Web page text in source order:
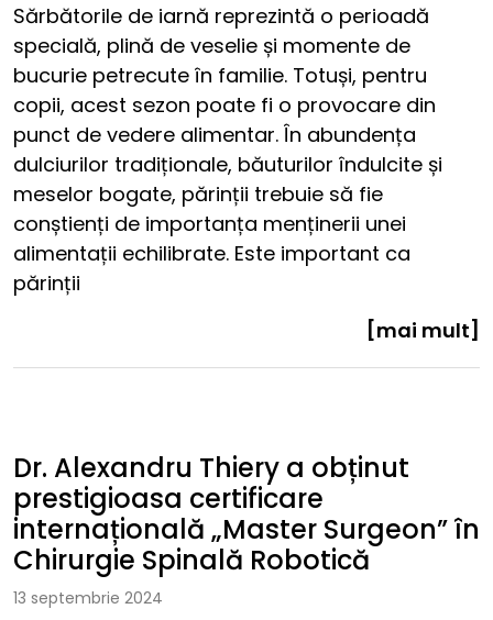
Sărbătorile de iarnă reprezintă o perioadă
specială, plină de veselie și momente de
bucurie petrecute în familie. Totuși, pentru
copii, acest sezon poate fi o provocare din
punct de vedere alimentar. În abundența
dulciurilor tradiționale, băuturilor îndulcite și
meselor bogate, părinții trebuie să fie
conștienți de importanța menținerii unei
alimentații echilibrate. Este important ca
părinții
[mai mult]
Dr. Alexandru Thiery a obținut
prestigioasa certificare
internațională „Master Surgeon” în
Chirurgie Spinală Robotică
13 septembrie 2024